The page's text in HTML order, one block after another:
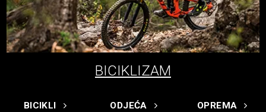
BICIKLIZAM
BICIKLI ODJEĆA OPREMA